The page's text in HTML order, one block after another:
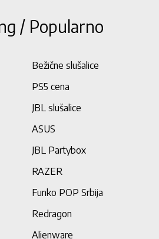
/ Popularno
Bežične slušalice
PS5 cena
JBL slušalice
ASUS
JBL Partybox
RAZER
Funko POP Srbija
Redragon
Alienware